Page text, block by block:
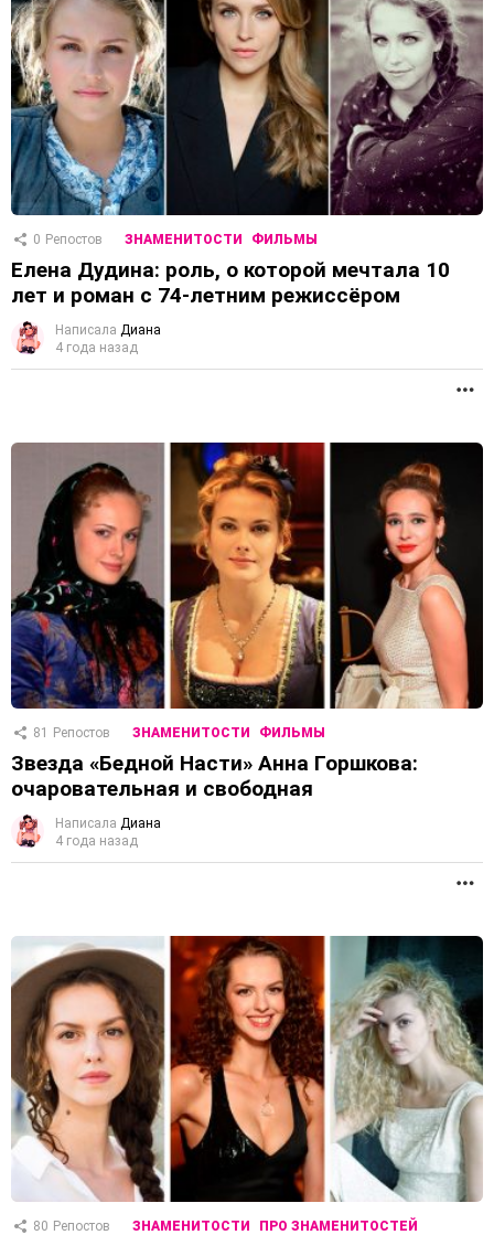
0 Репостов ЗНАМЕНИТОСТИ ФИЛЬМЫ
Елена Дудина: роль, о которой мечтала 10
лет и роман с 74-летним режиссёром
Написала Диана
4 года назад
81 Репостов ЗНАМЕНИТОСТИ ФИЛЬМЫ
Звезда «Бедной Насти» Анна Горшкова:
очаровательная и свободная
Написала Диана
4 года назад
80 Репостов ЗНАМЕНИТОСТИ ПРО ЗНАМЕНИТОСТЕЙ